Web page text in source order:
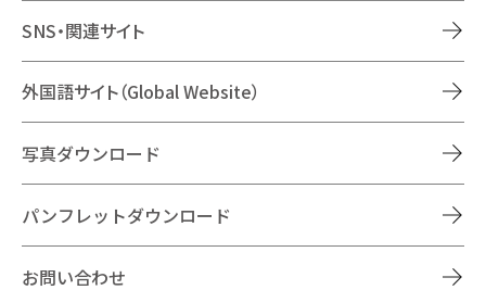
SNS・関連サイト
外国語サイト（Global Website）
写真ダウンロード
パンフレットダウンロード
お問い合わせ